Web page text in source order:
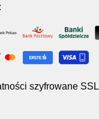
szyfrowane SSL